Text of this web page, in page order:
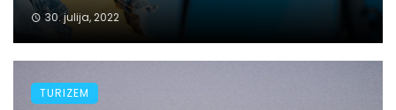
30. julija, 2022
TURIZEM